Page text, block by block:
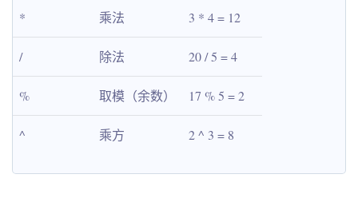
* 乘法 3 * 4 = 12
/ 除法 20 / 5 = 4
% 取模（余数） 17 % 5 = 2
^ 乘方 2 ^ 3 = 8